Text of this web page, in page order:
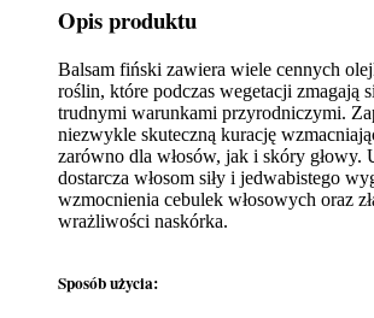
Opis produktu
Balsam fiński zawiera wiele cennych
roślin, które podczas wegetacji zmagają
trudnymi warunkami przyrodniczymi.
niezwykle skuteczną kurację
zarówno dla włosów, jak i skóry głowy.
dostarcza włosom siły i jedwabistego
wzmocnienia cebulek włosowych oraz
wrażliwości naskórka.
Sposób użycia: